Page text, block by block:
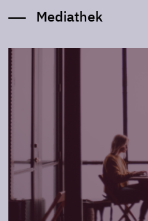
Mediathek